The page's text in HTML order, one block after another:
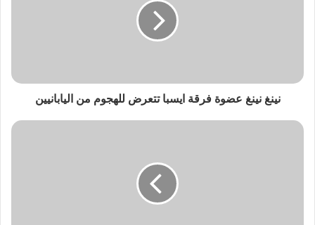
نينغ نينغ عضوة فرقة ايسبا تتعرض للهجوم من اليابانيين